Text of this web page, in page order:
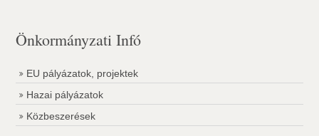
Önkormányzati Infó
EU pályázatok, projektek
Hazai pályázatok
Közbeszerések